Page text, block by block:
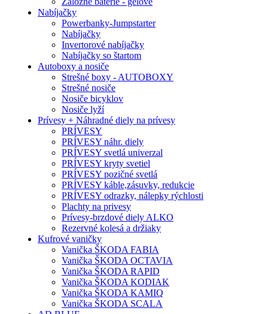
Nabíjačky
Powerbanky-Jumpstarter
Nabíjačky
Invertorové nabíjačky
Nabíjačky so štartom
Autoboxy a nosiče
Strešné boxy - AUTOBOXY
Strešné nosiče
Nosiče bicyklov
Nosiče lyží
Prívesy + Náhradné diely na prívesy
PRÍVESY
PRÍVESY náhr. diely
PRÍVESY svetlá univerzal
PRÍVESY kryty svetiel
PRÍVESY pozičné svetlá
PRÍVESY káble,zásuvky, redukcie
PRÍVESY odrazky, nálepky rýchlosti
Plachty na privesy
Prívesy-brzdové diely ALKO
Rezervné kolesá a držiaky
Kufrové vaničky
Vanička ŠKODA FABIA
Vanička ŠKODA OCTAVIA
Vanička ŠKODA RAPID
Vanička ŠKODA KODIAK
Vanička ŠKODA KAMIQ
Vanička ŠKODA SCALA